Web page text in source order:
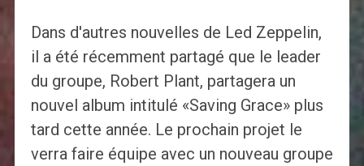
Dans d'autres nouvelles de Led Zeppelin,
il a été récemment partagé que le leader
du groupe, Robert Plant, partagera un
nouvel album intitulé «Saving Grace» plus
tard cette année. Le prochain projet le
verra faire équipe avec un nouveau groupe